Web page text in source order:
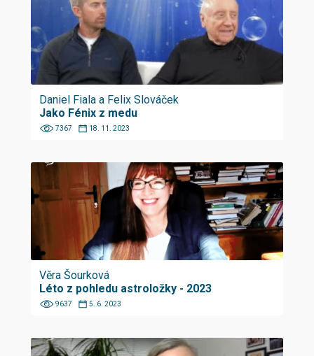
Daniel Fiala a Felix Slováček
Jako Fénix z medu
7367 18. 11. 2023
Věra Šourková
Léto z pohledu astroložky - 2023
9637 5. 6. 2023